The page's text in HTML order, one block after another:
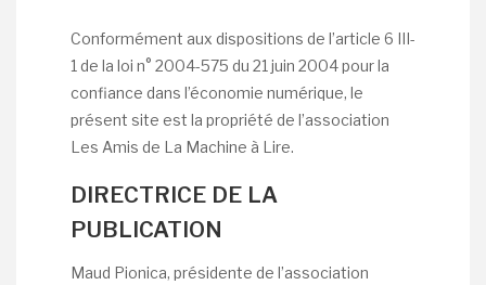
Conformément aux dispositions de l’article 6 III-
1 de la loi n° 2004-575 du 21 juin 2004 pour la
confiance dans l’économie numérique, le
présent site est la propriété de l’association
Les Amis de La Machine à Lire.
DIRECTRICE DE LA
PUBLICATION
Maud Pionica, présidente de l’association